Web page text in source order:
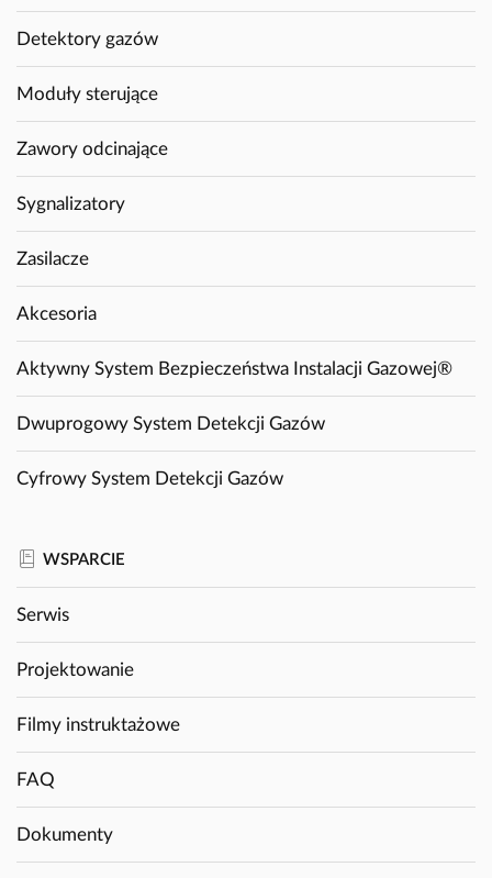
Detektory gazów
Moduły sterujące
Zawory odcinające
Sygnalizatory
Zasilacze
Akcesoria
Aktywny System Bezpieczeństwa Instalacji Gazowej®
Dwuprogowy System Detekcji Gazów
Cyfrowy System Detekcji Gazów
WSPARCIE
Serwis
Projektowanie
Filmy instruktażowe
FAQ
Dokumenty